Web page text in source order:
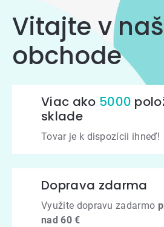
Vitajte v
obchode
Viac ako 5000
sklade
Tovar je k dispozícii ihneď!
Doprava zdarma
Využite dopravu zadarmo
nad 60 €